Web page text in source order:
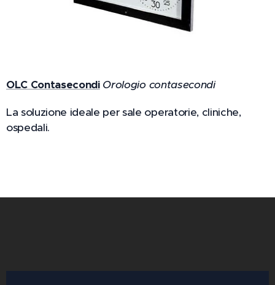
OLC Contasecondi Orologio contasecondi
La soluzione ideale per sale operatorie, cliniche,
ospedali.